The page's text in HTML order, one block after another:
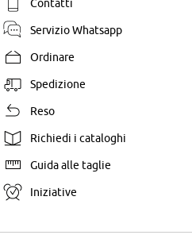
Contatti
Servizio Whatsapp
Ordinare
Spedizione
Reso
Richiedi i cataloghi
Guida alle taglie
Iniziative